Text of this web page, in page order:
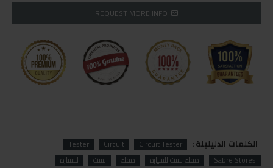
REQUEST MORE INFO
الكلمات الدليليلة : Circuit Tester
Circuit
Tester
Sabre Stores
مفك تست للسيارة مفك تست
للسيارة